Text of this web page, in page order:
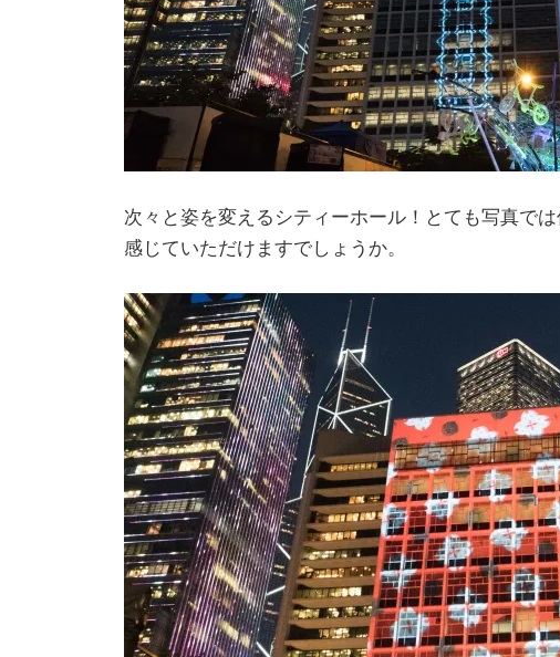
次々と姿を変えるシティーホール！とても写真で
感じていただけますでしょうか。